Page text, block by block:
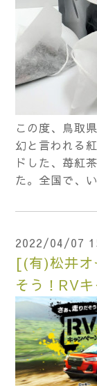
この度、鳥取
幻と言われる
ドした、苺紅
た。全国で、
2022/04/07
[(有)松井オ
そう！RV